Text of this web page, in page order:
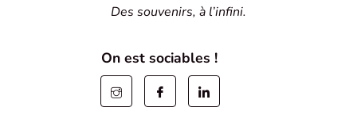
Des souvenirs, à l’infini.
On est sociables !